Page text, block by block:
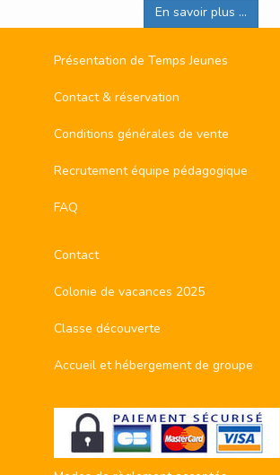
En savoir plus ...
Présentation de Temps Jeunes
Contact & réservation
Conditions générales de vente
Recrutement équipe pédagogique
FAQ
Contact
Colonie de vacances 2025
Classe découverte
Accueil et hébergement de groupe